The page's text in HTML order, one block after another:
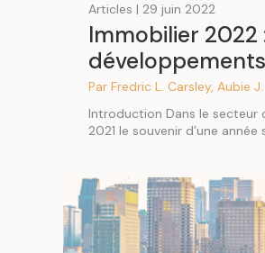
Articles | 29 juin 2022
Immobilier
développements
Par Fredric L. Carsley, Aubie
Introduction Dans le secteur
2021 le souvenir d’une